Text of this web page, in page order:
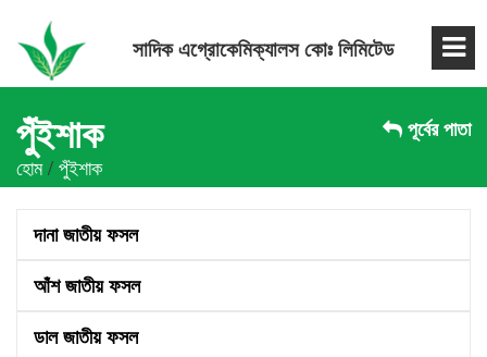
পুঁইশাক
পূর্বের পাতা
হোম/পুঁইশাক
দানা জাতীয় ফসল
আঁশ জাতীয় ফসল
ডাল জাতীয় ফসল
সাদিক এগ্রোকেমিক্যালস কোঃ লিমিটেড